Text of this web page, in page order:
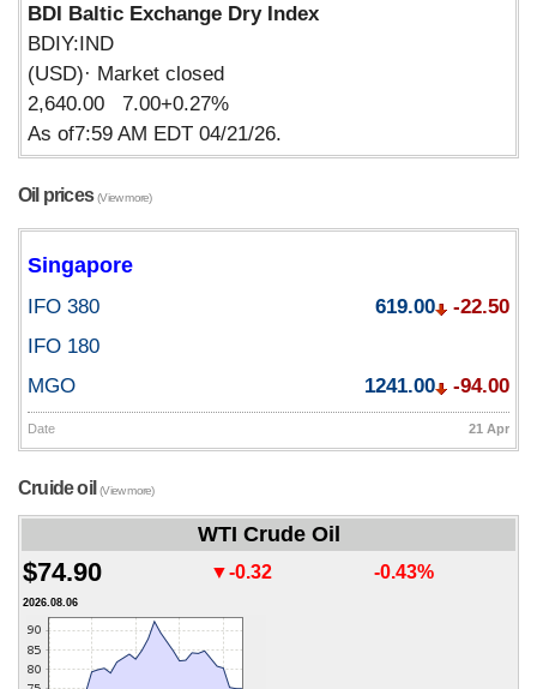
BDI Baltic Exchange Dry Index
BDIY:IND
(USD)· Market closed
2,640.00 7.00+0.27%
As of7:59 AM EDT 04/21/26.
Oil prices(View more)
Singapore
IFO 380 619.00
-22.50
IFO 180
MGO
1241.00 -94.00
Date 21 Apr
Cruide oil(View more)
WTI Crude Oil
$74.90 ▼-0.32 -0.43%
2026.08.06